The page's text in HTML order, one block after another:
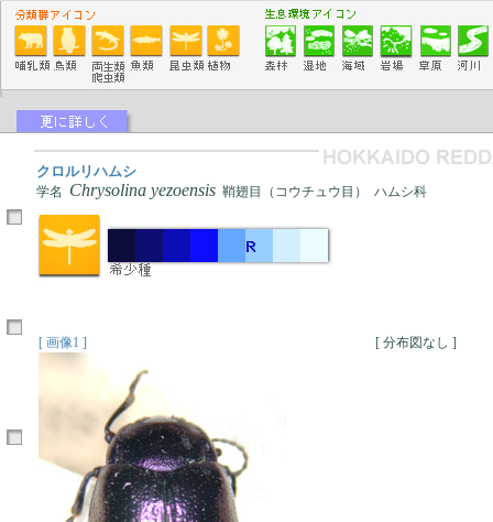
クロルリハムシ
学名 Chrysolina yezoensis 鞘翅目（コウチュウ目） ハムシ科
[ 画像1 ] [ 分布図なし ]